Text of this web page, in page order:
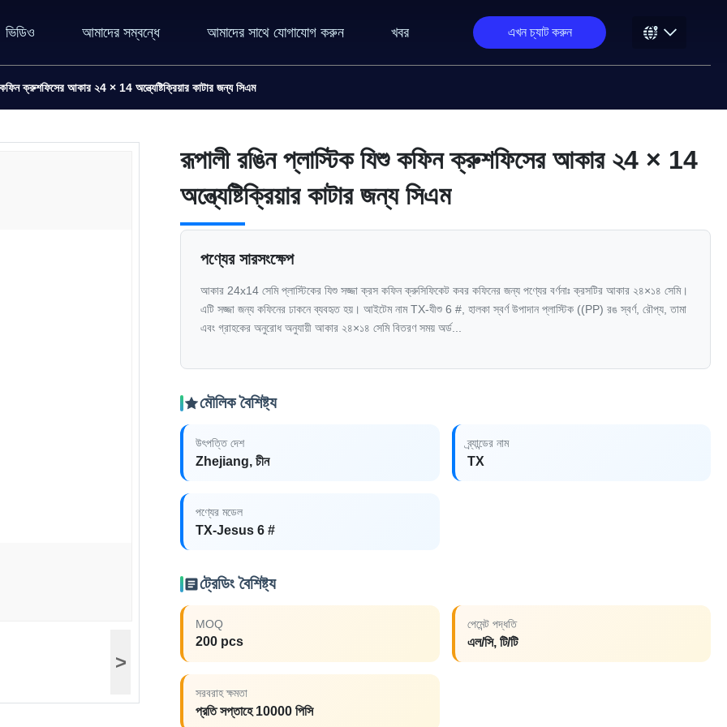
ভিডিও আমাদের সম্বন্ধে আমাদের সাথে যোগাযোগ করুন খবর এখন চ্যাট করুন
ক্রুশফিসের আকার ২4 × 14 অন্ত্যেষ্টিক্রিয়ার কাটার জন্য সিএম
>
রূপালী রঙিন প্লাস্টিক যিশু কফিন ক্রুশফিসের আকার ২4 × 14
অন্ত্যেষ্টিক্রিয়ার কাটার জন্য সিএম
পণ্যের সারসংক্ষেপ
আকার 24x14 সেমি প্লাস্টিকের যিশু সজ্জা ক্রস কফিন ক্রুসিফিকেট কবর কফিনের জন্য পণ্যের বর্ণনাঃ ক্রসটির আকার ২৪×১৪ সেমি।
এটি সজ্জা জন্য কফিনের ঢাকনে ব্যবহৃত হয়। আইটেম নাম TX-যীশু 6 #, হালকা স্বর্ণ উপাদান প্লাস্টিক ((PP) রঙ স্বর্ণ, রৌপ্য, তামা
এবং গ্রাহকের অনুরোধ অনুযায়ী আকার ২৪×১৪ সেমি বিতরণ সময় অর্ড...
মৌলিক বৈশিষ্ট্য
উৎপত্তি দেশ
Zhejiang, চীন
ব্র্যান্ডের নাম
TX
পণ্যের মডেল
TX-Jesus 6 #
ট্রেডিং বৈশিষ্ট্য
MOQ
200 pcs
পেমেন্ট পদ্ধতি
এল/সি, টি/টি
সরবরাহ ক্ষমতা
প্রতি সপ্তাহে 10000 পিসি